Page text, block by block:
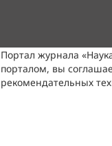
Портал журнала
порталом, вы
рекомендательных